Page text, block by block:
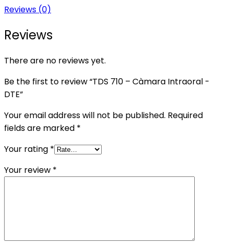
Reviews (0)
Reviews
There are no reviews yet.
Be the first to review “TDS 710 – Càmara Intraoral -
DTE”
Your email address will not be published. Required
fields are marked *
Your rating *
Your review *